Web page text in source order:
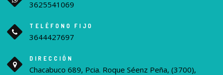
3625541069
TELÉFONO FIJO
3644427697
DIRECCIÓN
Chacabuco 689, Pcia. Roque Séenz Peña, (3700),